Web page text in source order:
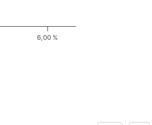
6,00 %